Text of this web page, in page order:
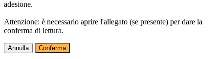
adesione.
Attenzione: è necessario aprire l'allegato (se presente) per dare la
conferma di lettura.
Annulla Conferma